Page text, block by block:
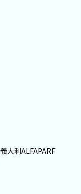
義大利ALFAPARF